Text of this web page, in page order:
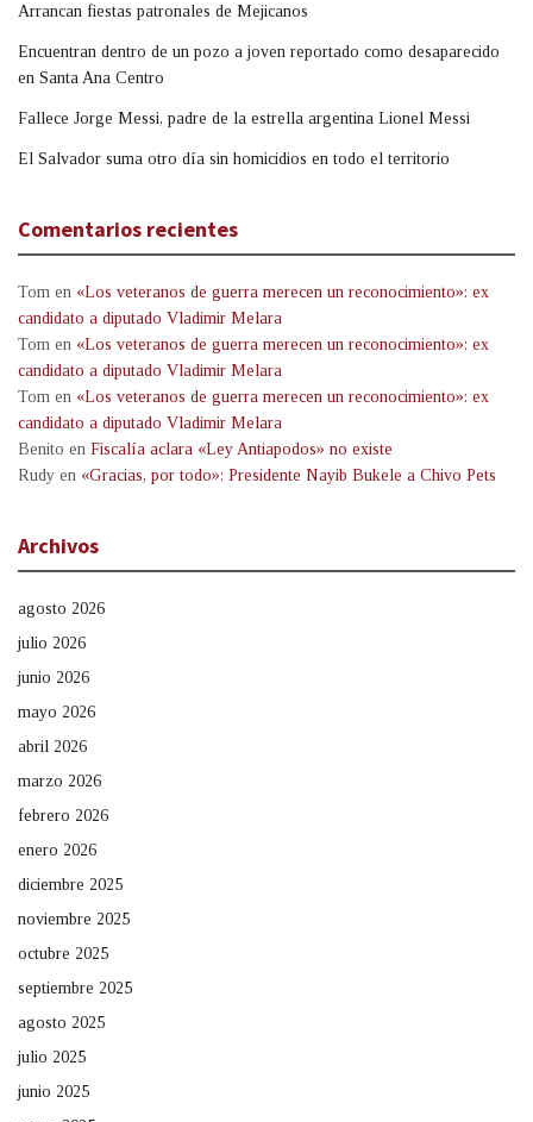
Arrancan fiestas patronales de Mejicanos
Encuentran dentro de un pozo a joven reportado como desaparecido
en Santa Ana Centro
Fallece Jorge Messi, padre de la estrella argentina Lionel Messi
El Salvador suma otro día sin homicidios en todo el territorio
Comentarios recientes
Tom en «Los veteranos de guerra merecen un reconocimiento»: ex
candidato a diputado Vladimir Melara
Tom en «Los veteranos de guerra merecen un reconocimiento»: ex
candidato a diputado Vladimir Melara
Tom en «Los veteranos de guerra merecen un reconocimiento»: ex
candidato a diputado Vladimir Melara
Benito en Fiscalía aclara «Ley Antiapodos» no existe
Rudy en «Gracias, por todo»: Presidente Nayib Bukele a Chivo Pets
Archivos
agosto 2026
julio 2026
junio 2026
mayo 2026
abril 2026
marzo 2026
febrero 2026
enero 2026
diciembre 2025
noviembre 2025
octubre 2025
septiembre 2025
agosto 2025
julio 2025
junio 2025